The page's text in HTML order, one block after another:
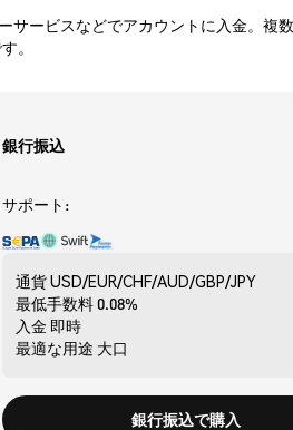
ービスなどでアカウントに入金。
。
銀行振込
サポート:
通貨USD/EUR/CHF/AUD/GBP/JPY
最低手数料0.08%
入金 即時
最適な用途 大口
銀行振込で購入